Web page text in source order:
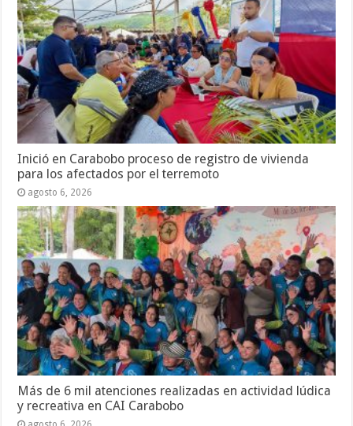
Inició en Carabobo proceso de registro de vivienda
para los afectados por el terremoto
agosto 6, 2026
Más de 6 mil atenciones realizadas en actividad lúdica
y recreativa en CAI Carabobo